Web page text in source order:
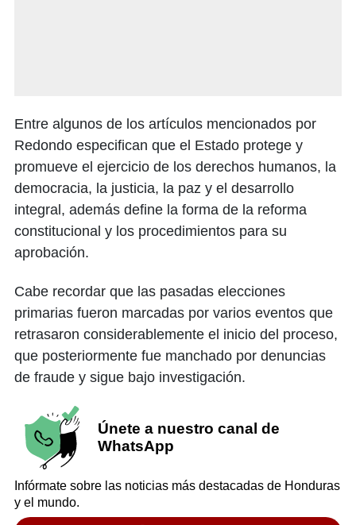
Entre algunos de los artículos mencionados por
Redondo especifican que el Estado protege y
promueve el ejercicio de los derechos humanos, la
democracia, la justicia, la paz y el desarrollo
integral, además define la forma de la reforma
constitucional y los procedimientos para su
aprobación.
Cabe recordar que las pasadas elecciones
primarias fueron marcadas por varios eventos que
retrasaron considerablemente el inicio del proceso,
que posteriormente fue manchado por denuncias
de fraude y sigue bajo investigación.
Únete a nuestro canal de
WhatsApp
Infórmate sobre las noticias más destacadas de Honduras
y el mundo.